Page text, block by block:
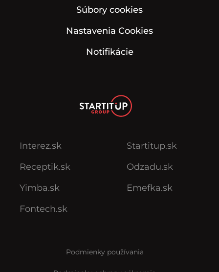
Súbory cookies
Nastavenia Cookies
Notifikácie
Interez.sk
Receptik.sk
Yimba.sk
Fontech.sk
Startitup.sk
Odzadu.sk
Emefka.sk
Podmienky používania